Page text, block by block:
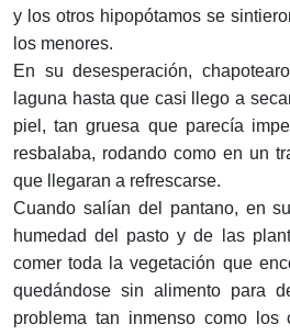
y los otros hipopótamos se
los menores.
En su desesperación,
laguna hasta que casi llego a
piel, tan gruesa que parecía
resbalaba, rodando como en un
que llegaran a refrescarse.
Cuando salían del pantano, en
humedad del pasto y de las
comer toda la vegetación que
quedándose sin alimento para
problema tan inmenso como los